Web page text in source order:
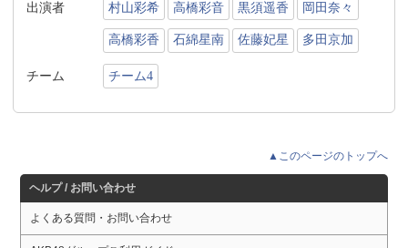
出演者 村山彩希 高橋彩音 黒須遥香 岡田奈々
高橋彩香 石綿星南 佐藤妃星 多田京加
チーム チーム4
▲このページのトップへ
ヘルプ / お問い合わせ
よくある質問・お問い合わせ